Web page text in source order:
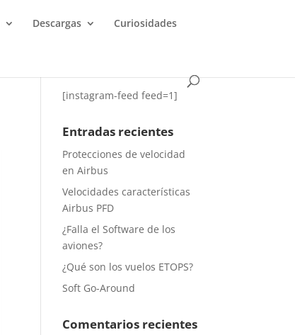
Descargas Curiosidades
[instagram-feed feed=1]
Entradas recientes
Protecciones de velocidad
en Airbus
Velocidades características
Airbus PFD
¿Falla el Software de los
aviones?
¿Qué son los vuelos ETOPS?
Soft Go-Around
Comentarios recientes